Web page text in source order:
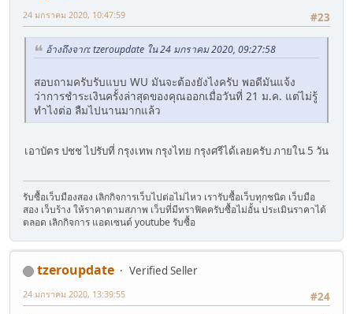
#23
24 มกราคม 2020, 10:47:59
อ้างถึงจาก: tzeroupdate ใน 24 มกราคม 2020, 09:27:58
สอบถามครับรับแบบ WU มันจะต้องยังไงครับ พอดีมันแจ้ง
ว่าการชำระเงินครั้งล่าสุดของคุณออกเมื่อวันที่ 21 ม.ค. แต่ไม่รู้
ทำไงต่อ ลืมไปนานมากแล้ว
เอาบัตร ปชช ไปรับที่ กรุงเทพ กรุงไทย กรุงศรีได้เลยครับ ภายใน 5 วัน
รับซื้อเว็บมืองสอง เลิกกิจการเว็บไปต่อไม่ไหว เรารับซื้อเว็บทุกชนิด เว็บมือ
สอง เว็บร้าง ให้ราคาตามสภาพ เว็บที่มีทราฟิคครับซื้อไม่อั้น ประเมินราคาได้
ตลอด เลิกกิจการ แอดเซนต์ youtube รับซื้อ
tzeroupdate
Verified Seller
#24
24 มกราคม 2020, 13:39:55